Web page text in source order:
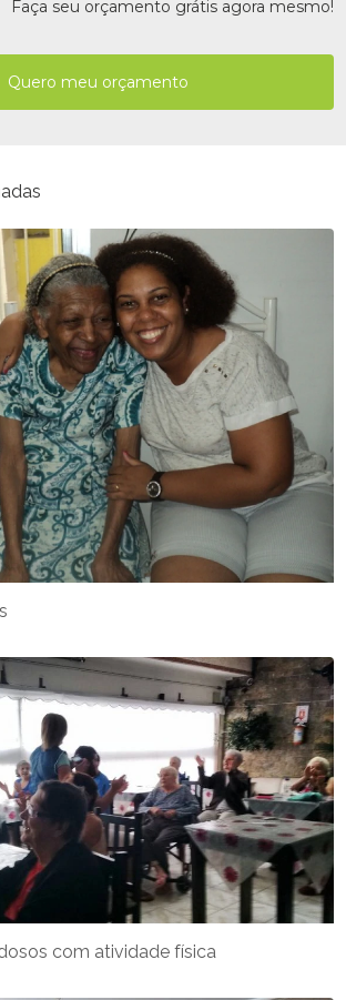
Faça seu orçamento grátis agora mesmo!
Quero meu orçamento
com atividade física